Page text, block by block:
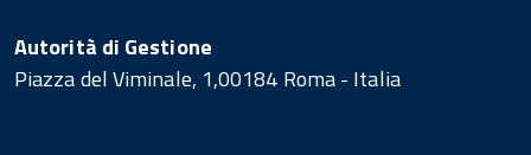
Autorità di Gestione
Piazza del Viminale, 1,00184 Roma - Italia